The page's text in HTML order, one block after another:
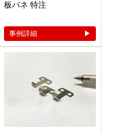
板バネ 特注
事例詳細